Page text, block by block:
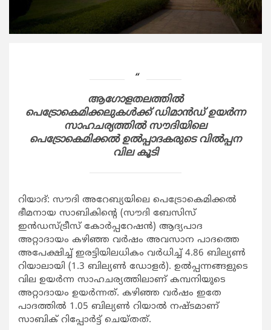
ആഗോളതലത്തില്‍
പെട്രോകെമിക്കലുകള്‍ക്ക് ഡിമാന്‍ഡ് ഉയര്‍ന്ന
സാഹചര്യത്തില്‍ സൗദിയിലെ
പെട്രോകെമിക്കല്‍ ഉല്‍പ്പാദകരുടെ വില്‍പ്പന
വില കൂടി
റിയാദ്: സൗദി അറേബ്യയിലെ പെട്രോകെമിക്കല്‍
ഭീമനായ സാബികിന്റെ (സൗദി ബേസിസ്
ഇന്‍ഡസ്ട്രീസ് കോര്‍പ്പറേഷന്‍) ആദ്യപാദ
അറ്റാദായം കഴിഞ്ഞ വര്‍ഷം അവസാന പാദത്തെ
അപേക്ഷിച്ച് ഇരട്ടിയിലധികം വര്‍ധിച്ച് 4.86 ബില്യണ്‍
റിയാലായി (1.3 ബില്യണ്‍ ഡോളര്‍). ഉല്‍പ്പന്നങ്ങളുടെ
വില ഉയര്‍ന്ന സാഹചര്യത്തിലാണ് കമ്പനിയുടെ
അറ്റാദായം ഉയര്‍ന്നത്. കഴിഞ്ഞ വര്‍ഷം ഇതേ
പാദത്തില്‍ 1.05 ബില്യണ്‍ റിയാല്‍ നഷ്ടമാണ്
സാബിക് റിപ്പോര്‍ട്ട് ചെയ്തത്.